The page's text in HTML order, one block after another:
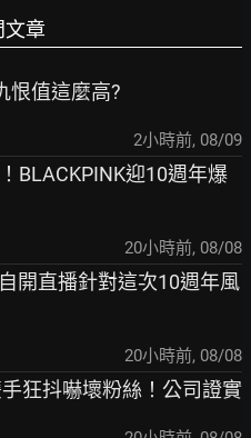
文章
恨值這麼高?
2小時前, 08/09
BLACKPINK迎10週年爆
20小時前, 08/08
開直播針對這次10週年風
20小時前, 08/08
狂抖嚇壞粉絲！公司證實